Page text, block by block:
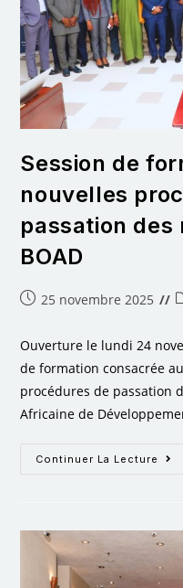
Session de
nouvelles
passation des
BOAD
25 novembre 2025
Ouverture le lundi 24
de formation consacrée
procédures de passation
Africaine de
Continuer La Lecture